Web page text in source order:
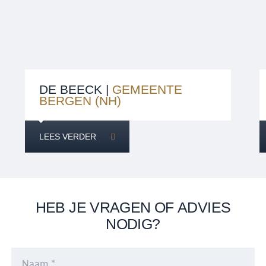
DE BEECK | GEMEENTE
BERGEN (NH)
LEES VERDER
HEB JE VRAGEN OF ADVIES
NODIG?